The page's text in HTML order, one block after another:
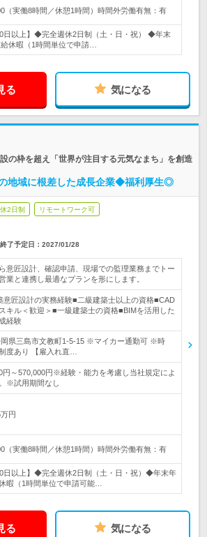
（実働8時間／休憩1時間）時間外労働有無：有
日以上】◆完全週休2日制（土・日・祝） ◆年末
休暇（1時間単位で申請…
る 気になる
の枠を超え「世界が注目する元気なまち」を創造
地域に根差した成長企業◆福利厚生◎
2日制 リモートワーク可
終了予定日： 2027/01/28
意匠設計、確認申請、現場での監理業務までトー
業と連携し最適なプランを形にします。
意匠設計の実務経験■二級建築士以上の資格■CAD
キル＜歓迎＞■一級建築士の資格■BIMを活用した
経験
岡県三島市文教町1-5-15 ※マイカー通勤可 ※時
度あり 【雇入れ直…
円～570,000円※経験・能力を考慮し当社規定によ
※試用期間なし
円
（実働8時間／休憩1時間）時間外労働有無：有
日以上】◆完全週休2日制（土・日・祝）◆年末年
暇（1時間単位で申請可能…
る 気になる